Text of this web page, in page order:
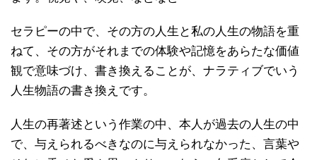
セラピーの中で、その方の人生と私の人生の物語を重
ねて、その方がそれまでの体験や記憶をあらたな価値
観で意味づけ、書き換えることが、ナラティブでいう
人生物語の書き換えです。
人生の再著述という作業の中、本人が過去の人生の中
で、与えられるべきなのに与えられなかった、言葉や